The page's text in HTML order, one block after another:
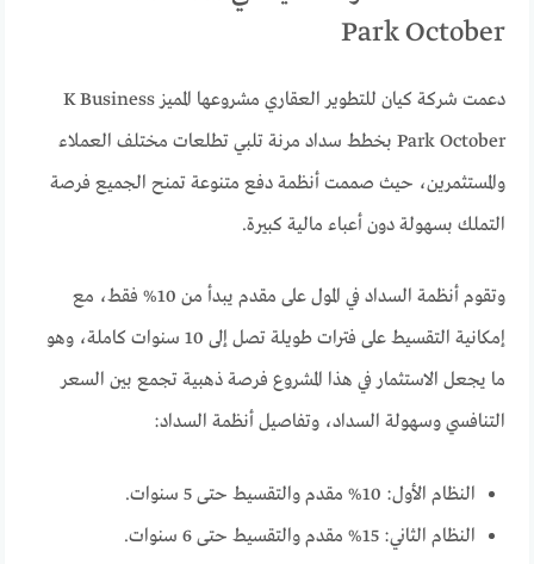
Park October
دعمت شركة كيان للتطوير العقاري مشروعها المميز K Business
Park October بخطط سداد مرنة تلبي تطلعات مختلف العملاء
والمستثمرين، حيث صممت أنظمة دفع متنوعة تمنح الجميع فرصة
التملك بسهولة دون أعباء مالية كبيرة.
وتقوم أنظمة السداد في المول على مقدم يبدأ من 10% فقط، مع
إمكانية التقسيط على فترات طويلة تصل إلى 10 سنوات كاملة، وهو
ما يجعل الاستثمار في هذا المشروع فرصة ذهبية تجمع بين السعر
التنافسي وسهولة السداد، وتفاصيل أنظمة السداد:
النظام الأول: 10% مقدم والتقسيط حتى 5 سنوات.
النظام الثاني: 15% مقدم والتقسيط حتى 6 سنوات.